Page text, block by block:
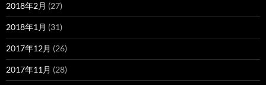
2018年2月 (27)
2018年1月 (31)
2017年12月 (26)
2017年11月 (28)